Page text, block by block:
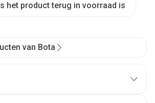
het product terug in voorraad is
van Bota